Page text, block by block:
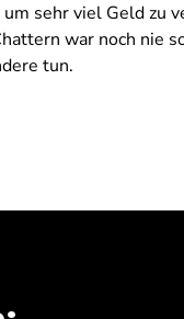
sehr viel Geld zu
war noch nie
tun.